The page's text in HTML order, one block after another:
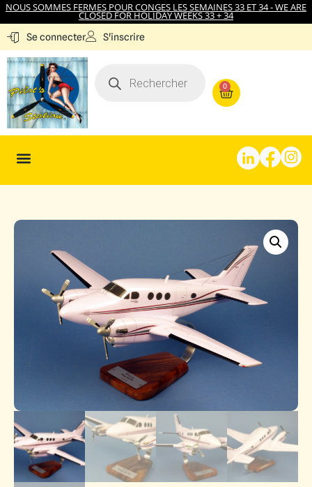
NOUS SOMMES FERMES POUR CONGES LES SEMAINES 33 ET 34 - WE ARE
CLOSED FOR HOLIDAY WEEKS 33 + 34
Se connecter S'inscrire
0